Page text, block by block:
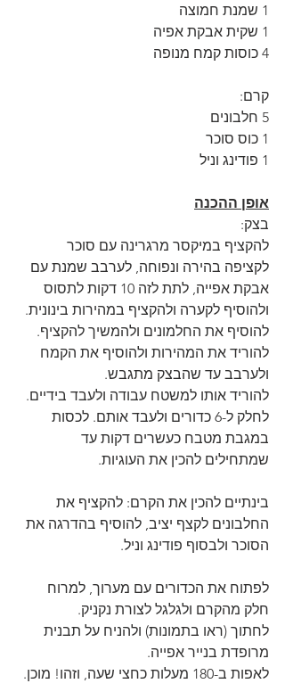
1 שמנת חמוצה
1 שקית אבקת אפיה
4 כוסות קמח מנופה
קרם:
5 חלבונים
1 כוס סוכר
1 פודינג וניל
אופן ההכנה
בצק:
להקציף במיקסר מרגרינה עם סוכר
לקציפה בהירה ונפוחה, לערבב שמנת עם
אבקת אפייה, לתת לזה 10 דקות לתסוס
ולהוסיף לקערה ולהקציף במהירות בינונית.
להוסיף את החלמונים ולהמשיך להקציף.
להוריד את המהירות ולהוסיף את הקמח
ולערבב עד שהבצק מתגבש.
להוריד אותו למשטח עבודה ולעבד בידיים.
לחלק ל-6 כדורים ולעבד אותם. לכסות
במגבת מטבח כעשרים דקות עד
שמתחילים להכין את העוגיות.
בינתיים להכין את הקרם: להקציף את
החלבונים לקצף יציב, להוסיף בהדרגה את
הסוכר ולבסוף פודינג וניל.
לפתוח את הכדורים עם מערוך, למרוח
חלק מהקרם ולגלגל לצורת נקניק.
לחתוך (ראו בתמונות) ולהניח על תבנית
מרופדת בנייר אפייה.
לאפות ב-180 מעלות כחצי שעה, וזהו! מוכן.